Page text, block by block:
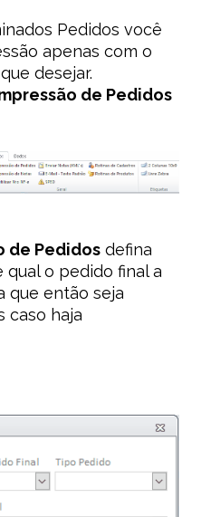
Pedidos você
apenas com o
desejar.
de Pedidos
de Pedidos defina
qual o pedido final a
que então seja
caso haja